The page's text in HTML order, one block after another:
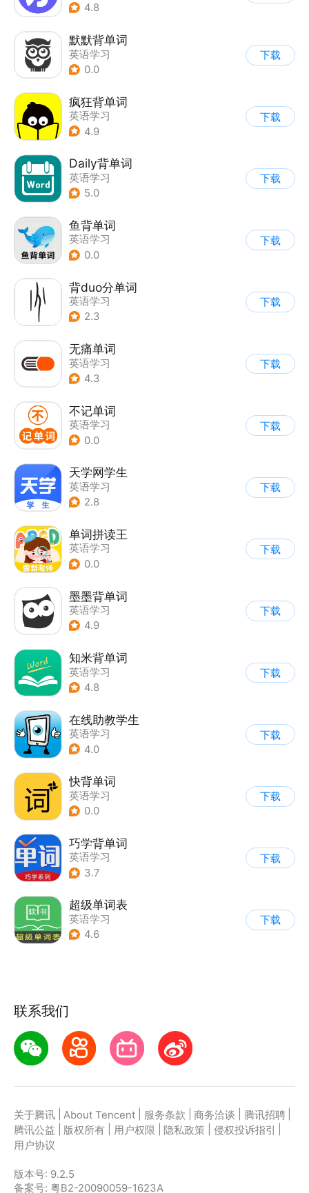
4.8
默默背单词
英语学习
0.0
下载
疯狂背单词
英语学习
4.9
下载
Daily背单词
英语学习
5.0
下载
鱼背单词
英语学习
0.0
下载
背duo分单词
英语学习
2.3
下载
无痛单词
英语学习
4.3
下载
不记单词
英语学习
0.0
下载
天学网学生
英语学习
2.8
下载
单词拼读王
英语学习
0.0
下载
墨墨背单词
英语学习
4.9
下载
知米背单词
英语学习
4.8
下载
在线助教学生
英语学习
4.0
下载
快背单词
英语学习
0.0
下载
巧学背单词
英语学习
3.7
下载
超级单词表
英语学习
4.6
下载
联系我们
关于腾讯 About Tencent 服务条款 商务洽谈 腾讯招聘
腾讯公益
版权所有 用户权限 隐私政策 侵权投诉指引
用户协议
版本号: 9.2.5
备案号: 粤B2-20090059-1623A